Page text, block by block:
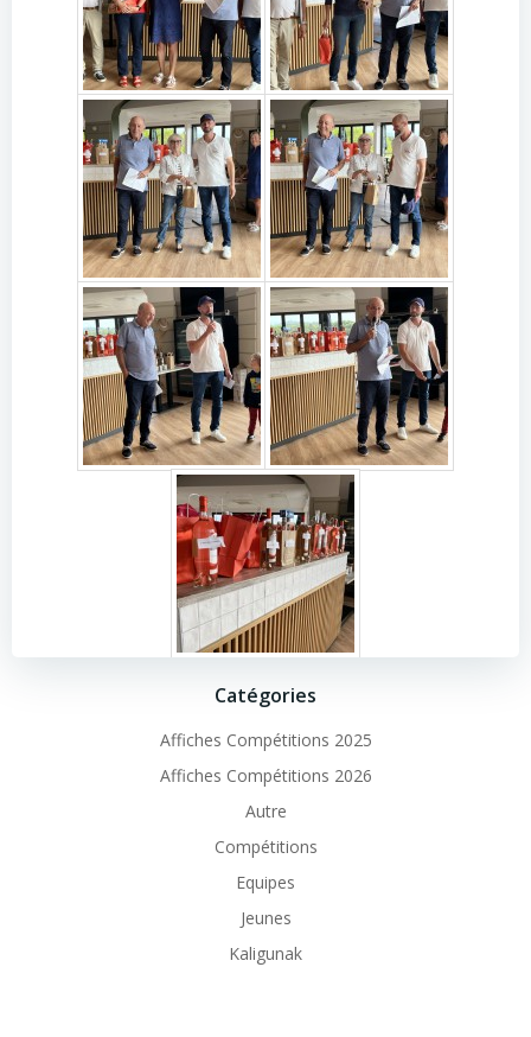
Catégories
Affiches Compétitions 2025
Affiches Compétitions 2026
Autre
Compétitions
Equipes
Jeunes
Kaligunak